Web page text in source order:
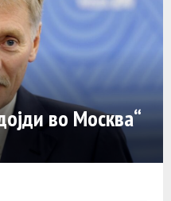
во Москва“